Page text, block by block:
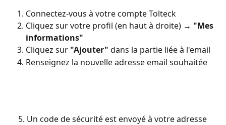
Connectez-vous à votre compte Tolteck
Cliquez sur votre profil (en haut à droite) → "Mes
informations"
Cliquez sur "Ajouter" dans la partie liée à l'email
Renseignez la nouvelle adresse email souhaitée